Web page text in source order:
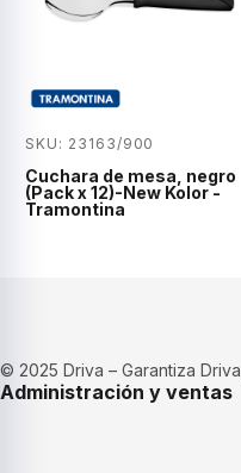
SKU: 23163/900
Cuchara de mesa, negro
(Pack x 12)-New Kolor -
Tramontina
© 2025 Driva – Garantiza
Administración y ventas